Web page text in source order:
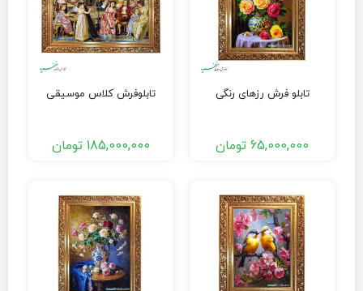
تابلو فرش رزهای رنگی
65,000,000 تومان
تابلوفرش کلاس موسیقی
185,000,000 تومان